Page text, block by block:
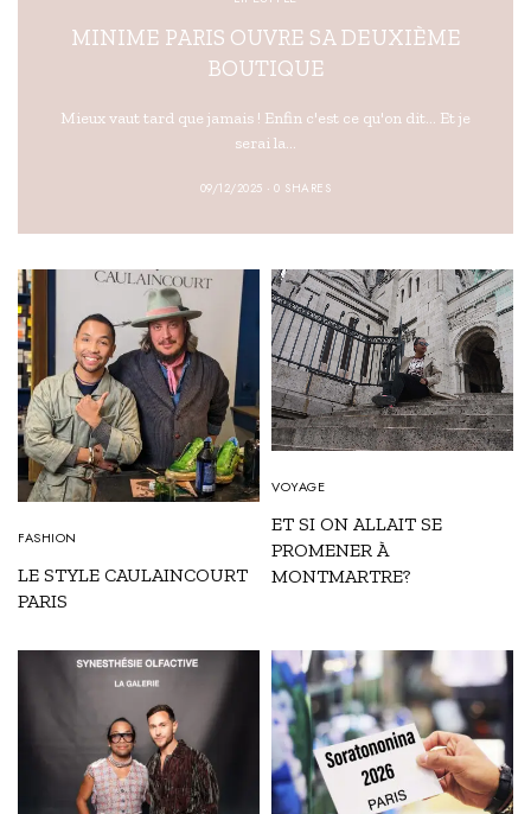
MINIME PARIS OUVRE SA DEUXIÈME
BOUTIQUE
Mieux vaut tard que jamais ! Enfin c'est ce qu'on dit... Et je
serai la…
09/12/2025 0 SHARES
FASHION
LE STYLE CAULAINCOURT
PARIS
VOYAGE
ET SI ON ALLAIT SE
PROMENER À
MONTMARTRE?